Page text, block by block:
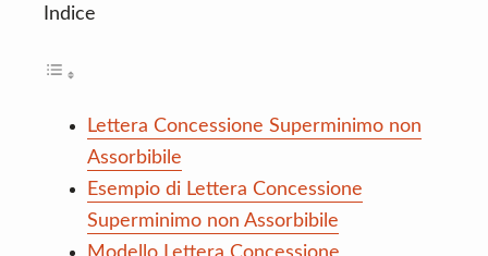
Indice
Lettera Concessione Superminimo non
Assorbibile
Esempio di Lettera Concessione
Superminimo non Assorbibile